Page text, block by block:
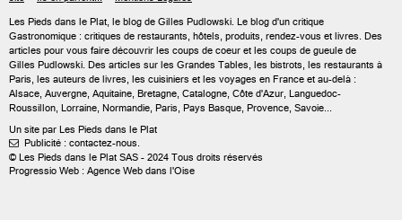
Les Pieds dans le Plat, le blog de Gilles Pudlowski. Le blog d'un critique
Gastronomique : critiques de restaurants, hôtels, produits, rendez-vous et livres. Des
articles pour vous faire découvrir les coups de coeur et les coups de gueule de
Gilles Pudlowski. Des articles sur les Grandes Tables, les bistrots, les restaurants à
Paris, les auteurs de livres, les cuisiniers et les voyages en France et au-delà :
Alsace, Auvergne, Aquitaine, Bretagne, Catalogne, Côte d'Azur, Languedoc-
Roussillon, Lorraine, Normandie, Paris, Pays Basque, Provence, Savoie...
Un site par Les Pieds dans le Plat
 Publicité : contactez-nous.
© Les Pieds dans le Plat SAS - 2024 Tous droits réservés
Progressio Web : Agence Web dans l'Oise